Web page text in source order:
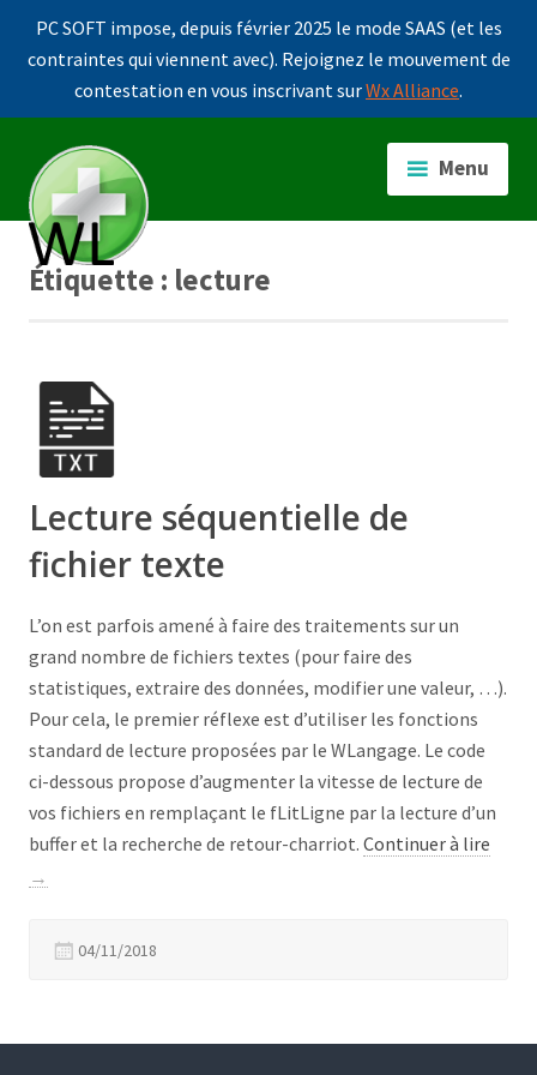
PC SOFT impose, depuis février 2025 le mode SAAS (et les
contraintes qui viennent avec). Rejoignez le mouvement de
contestation en vous inscrivant surWx Alliance.
contenu
principal
Menu
Étiquette : lecture
Lecture séquentielle de
fichier texte
L’on est parfois amené à faire des traitements sur un
grand nombre de fichiers textes (pour faire des
statistiques, extraire des données, modifier une valeur, …).
Pour cela, le premier réflexe est d’utiliser les fonctions
standard de lecture proposées par le WLangage. Le code
ci-dessous propose d’augmenter la vitesse de lecture de
vos fichiers en remplaçant le fLitLigne par la lecture d’un
buffer et la recherche de retour-charriot. Continuer à lire
→
04/11/2018